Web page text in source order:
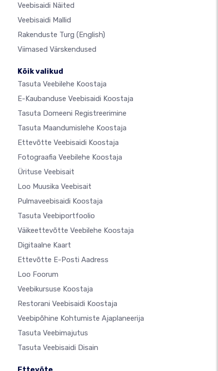
Veebisaidi Näited
Veebisaidi Mallid
Rakenduste Turg (English)
Viimased Värskendused
Kõik valikud
Tasuta Veebilehe Koostaja
E-Kaubanduse Veebisaidi Koostaja
Tasuta Domeeni Registreerimine
Tasuta Maandumislehe Koostaja
Ettevõtte Veebisaidi Koostaja
Fotograafia Veebilehe Koostaja
Ürituse Veebisait
Loo Muusika Veebisait
Pulmaveebisaidi Koostaja
Tasuta Veebiportfoolio
Väikeettevõtte Veebilehe Koostaja
Digitaalne Kaart
Ettevõtte E-Posti Aadress
Loo Foorum
Veebikursuse Koostaja
Restorani Veebisaidi Koostaja
Veebipõhine Kohtumiste Ajaplaneerija
Tasuta Veebimajutus
Tasuta Veebisaidi Disain